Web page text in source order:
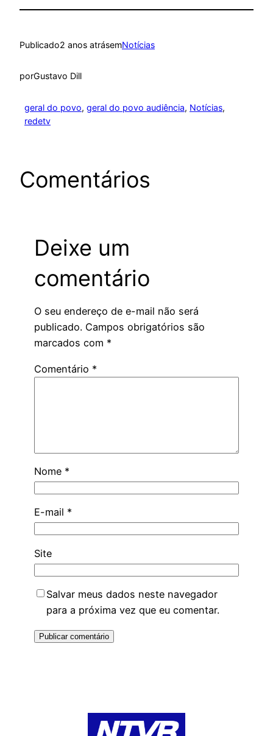
Publicado2 anos atrásemNotícias
porGustavo Dill
geral do povo, geral do povo audiência, Notícias
redetv
Comentários
Deixe um
comentário
O seu endereço de e-mail não será
publicado. Campos obrigatórios são
marcados com *
Comentário *
Nome *
E-mail *
Site
Salvar meus dados neste navegador
para a próxima vez que eu comentar.